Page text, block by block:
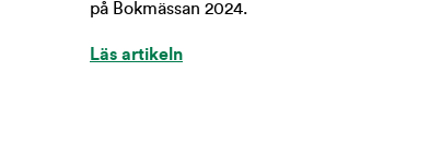
på Bokmässan 2024.
Läs artikeln